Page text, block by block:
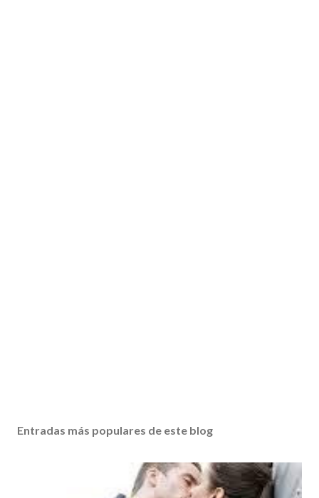
Entradas más populares de este blog